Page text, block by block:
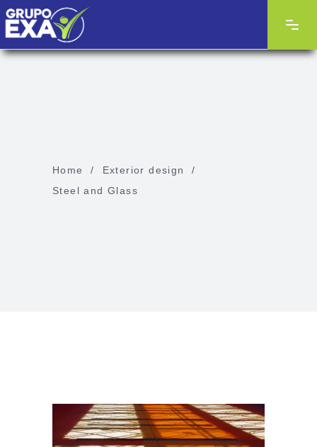
Home / Exterior design
/
Steel and Glass